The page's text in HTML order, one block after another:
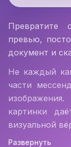
Превратите
превью,
документ и
Не каждый
части
картинки
визуальной
Развернуть